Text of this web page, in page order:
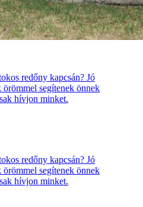
redőny kapcsán? Jó
segítenek önnek
hívjon minket.
redőny kapcsán? Jó
segítenek önnek
hívjon minket.